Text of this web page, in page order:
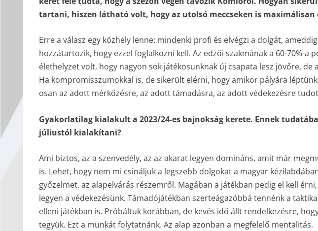
tartani, hiszen látható volt, hogy az utolsó meccseken is
Erre a válasz egy közhely lenne: mindenki profi és elvégzi a dolgát,
hozzátartozik, hogy ezzel foglalkozni kell. Az edzői szakmának a 60-70%-a
élethelyzet volt, hogy nagyon sok játékosunknak új csapata lesz jövőre,
Ha kompromisszumokkal is, de sikerült elérni, hogy amikor pályára
osan az adott mérkőzésre, az adott támadásra, az adott védekezésre
Gyakorlatilag kialakult a 2023/24-es bajnokság kerete. Ennek
júliustól kialakítani?
Ami biztos, az a szenvedély, az az akarat legyen domináns, amit már
is. Lehet, hogy nem mi csináljuk a legszebb dolgokat a magyar
győzelmet, az alapelvárás részemről. Magában a játékban pedig el kell
legyen a védekezésünk. Támadójátékban szerteágazóbbá tennénk a
elleni játékban is. Próbáltuk korábban, de kevés idő állt rendelkezésre,
tegyük. Ezt a munkát folytatnánk. Az alap azonban a megfelelő mentalitás.